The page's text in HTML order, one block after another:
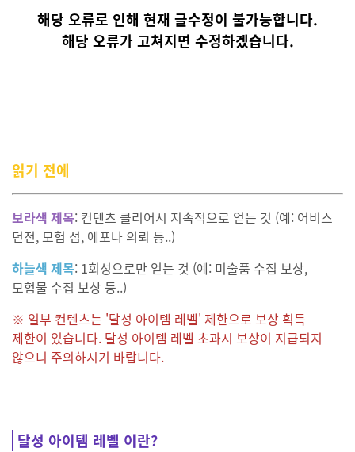
해당 오류로 인해 현재 글수정이 불가능합니다.
해당 오류가 고쳐지면 수정하겠습니다.
읽기 전에
보라색 제목: 컨텐츠 클리어시 지속적으로 얻는 것 (예: 어비스
던전, 모험 섬, 에포나 의뢰 등..)
하늘색 제목: 1회성으로만 얻는 것 (예: 미술품 수집 보상,
모험물 수집 보상 등..)
※ 일부 컨텐츠는 '달성 아이템 레벨' 제한으로 보상 획득
제한이 있습니다. 달성 아이템 레벨 초과시 보상이 지급되지
않으니 주의하시기 바랍니다.
달성 아이템 레벨 이란?